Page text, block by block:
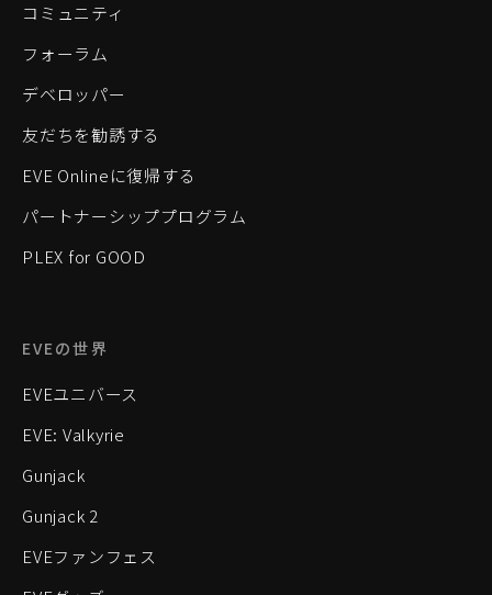
コミュニティ
フォーラム
デベロッパー
友だちを勧誘する
EVE Onlineに復帰する
パートナーシッププログラム
PLEX for GOOD
EVEの世界
EVEユニバース
EVE: Valkyrie
Gunjack
Gunjack 2
EVEファンフェス